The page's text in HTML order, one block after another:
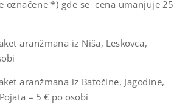
označene *) gde se cena umanjuje 25
aranžmana iz Niša, Leskovca,
aranžmana iz Batočine, Jagodine,
– 5 € po osobi